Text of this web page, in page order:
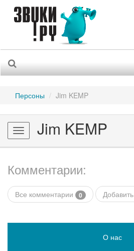
Персоны Jim KEMP
Toggle
navigation
Jim KEMP
Комментарии:
Все комментарии 0 Добавить
О нас